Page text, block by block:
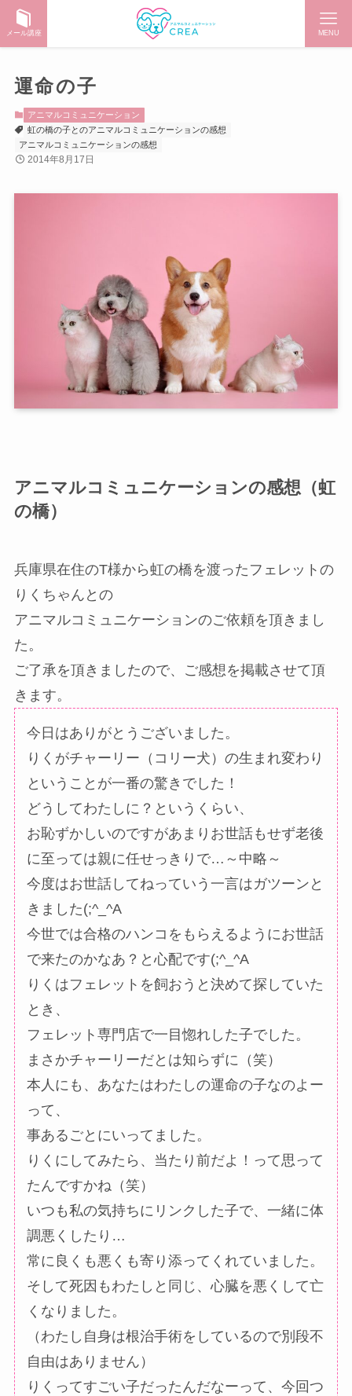
メール講座 MENU
運命の子
アニマルコミュニケーション
虹の橋の子とのアニマルコミュニケーションの感想
アニマルコミュニケーションの感想
2014年8月17日
アニマルコミュニケーションの感想（虹
の橋）
兵庫県在住のT様から虹の橋を渡ったフェレットの
りくちゃんとの
アニマルコミュニケーションのご依頼を頂きまし
た。
ご了承を頂きましたので、ご感想を掲載させて頂
きます。
今日はありがとうございました。
りくがチャーリー（コリー犬）の生まれ変わり
ということが一番の驚きでした！
どうしてわたしに？というくらい、
お恥ずかしいのですがあまりお世話もせず老後
に至っては親に任せっきりで…～中略～
今度はお世話してねっていう一言はガツーンと
きました(;^_^A
今世では合格のハンコをもらえるようにお世話
で来たのかなあ？と心配です(;^_^A
りくはフェレットを飼おうと決めて探していた
とき、
フェレット専門店で一目惚れした子でした。
まさかチャーリーだとは知らずに（笑）
本人にも、あなたはわたしの運命の子なのよー
って、
事あるごとにいってました。
りくにしてみたら、当たり前だよ！って思って
たんですかね（笑）
いつも私の気持ちにリンクした子で、一緒に体
調悪くしたり…
常に良くも悪くも寄り添ってくれていました。
そして死因もわたしと同じ、心臓を悪くして亡
くなりました。
（わたし自身は根治手術をしているので別段不
自由はありません）
りくってすごい子だったんだなーって、今回つ